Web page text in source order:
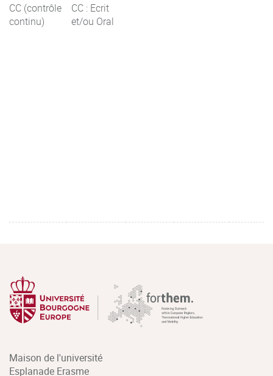
CC (contrôle
continu)
CC : Ecrit
et/ou Oral
Maison de l'université
Esplanade Erasme